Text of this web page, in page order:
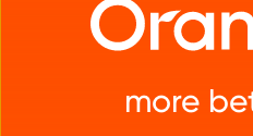
more